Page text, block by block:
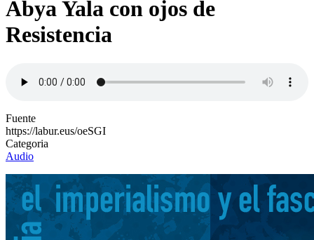
Abya Yala con ojos de
Resistencia
Fuente
https://labur.eus/oeSGI
Categoria
Audio